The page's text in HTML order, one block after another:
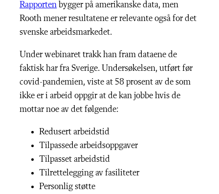
Rapporten bygger på amerikanske data, men
Rooth mener resultatene er relevante også for det
svenske arbeidsmarkedet.
Under webinaret trakk han fram dataene de
faktisk har fra Sverige. Undersøkelsen, utført før
covid-pandemien, viste at 58 prosent av de som
ikke er i arbeid oppgir at de kan jobbe hvis de
mottar noe av det følgende:
Redusert arbeidstid
Tilpassede arbeidsoppgaver
Tilpasset arbeidstid
Tilrettelegging av fasiliteter
Personlig støtte